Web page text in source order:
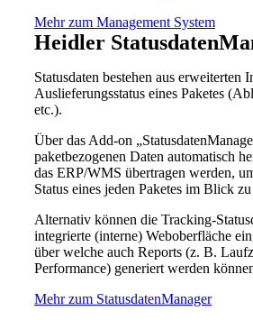
Mehr zum Management System
Heidler
Statusdaten bestehen aus erweiterten
Auslieferungsstatus eines Paketes
etc.).
Über das Add-on
paketbezogenen Daten automatisch
das ERP/WMS übertragen werden,
Status eines jeden Paketes im Blick
Alternativ können die Tracking-
integrierte (interne) Weboberfläche
über welche auch Reports (z. B.
Performance) generiert werden
Mehr zum StatusdatenManager